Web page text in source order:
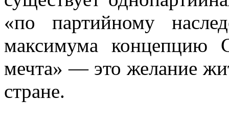
«по партийному
максимума концепцию
мечта» — это желание
стране.